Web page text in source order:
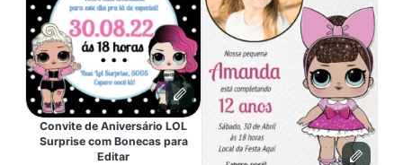
Convite de Aniversário LOL
Surprise com Bonecas para
Editar